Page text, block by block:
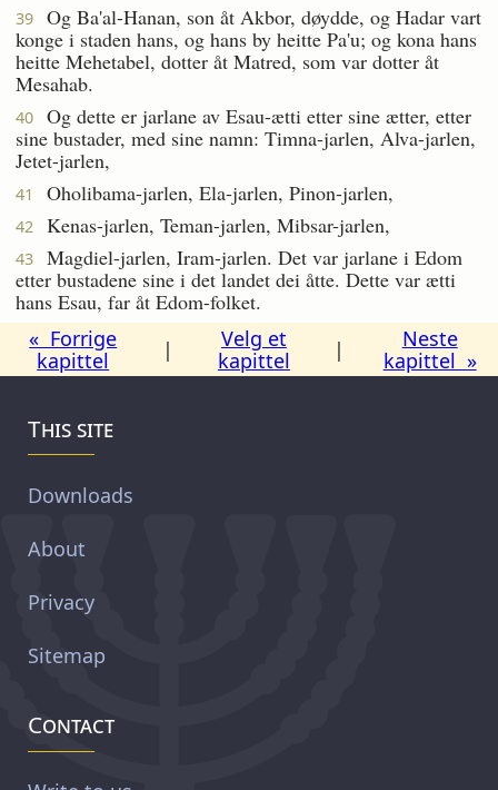
39
Og Ba'al-Hanan, son åt Akbor, døydde, og Hadar vart
konge i staden hans, og hans by heitte Pa'u; og kona hans
heitte Mehetabel, dotter åt Matred, som var dotter åt
Mesahab.
40
Og dette er jarlane av Esau-ætti etter sine ætter, etter
sine bustader, med sine namn: Timna-jarlen, Alva-jarlen,
Jetet-jarlen,
41 Oholibama-jarlen, Ela-jarlen, Pinon-jarlen,
42 Kenas-jarlen, Teman-jarlen, Mibsar-jarlen,
43
Magdiel-jarlen, Iram-jarlen. Det var jarlane i Edom
etter bustadene sine i det landet dei åtte. Dette var ætti
hans Esau, far åt Edom-folket.
« Forrige
kapittel
|
Velg et
kapittel
|
Neste
kapittel »
This site
Downloads
About
Privacy
Sitemap
Contact